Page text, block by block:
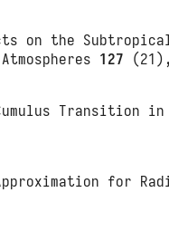
the Subtropical
127
Transition
for